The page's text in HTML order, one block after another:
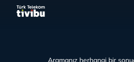
Aramanız herhangi bir